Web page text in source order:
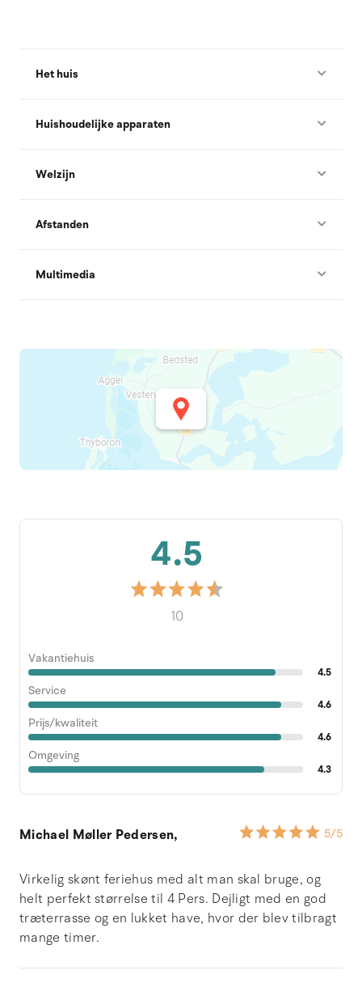
Het huis
Huishoudelijke apparaten
Welzijn
Afstanden
Multimedia
4.5
10
Vakantiehuis
4.5
Service
4.6
Prijs/kwaliteit
4.6
Omgeving
4.3
Michael Møller Pedersen, 5/5
Virkelig skønt feriehus med alt man skal bruge, og
helt perfekt størrelse til 4 Pers. Dejligt med en god
træterrasse og en lukket have, hvor der blev tilbragt
mange timer.